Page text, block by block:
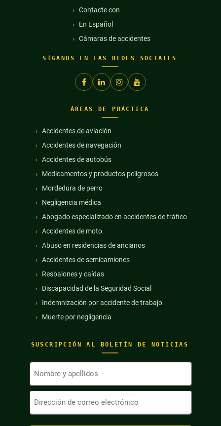
Contacte con
En Español
Cámaras de accidentes
SÍGANOS EN LAS REDES SOCIALES
SUSCRIPCIÓN AL BOLETÍN DE NOTICIAS
Nombre
apellidos
Dirección
de
correo
ÁREAS DE PRÁCTICA
Accidentes de aviación
Accidentes de navegación
Accidentes de autobús
Medicamentos y productos peligrosos
Mordedura de perro
Negligencia médica
Abogado especializado en accidentes de tráfico
Accidentes de moto
Abuso en residencias de ancianos
Accidentes de semicamiones
Resbalones y caídas
Discapacidad de la Seguridad Social
Indemnización por accidente de trabajo
Muerte por negligencia